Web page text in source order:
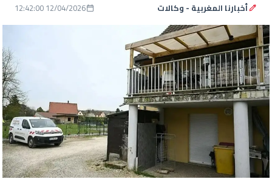
أخبارنا المغربية - وكالات 12/04/2026 12:42:00